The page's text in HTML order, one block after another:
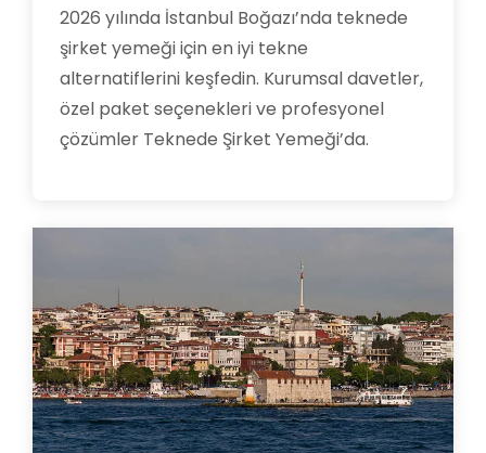
2026 yılında İstanbul Boğazı’nda teknede
şirket yemeği için en iyi tekne
alternatiflerini keşfedin. Kurumsal davetler,
özel paket seçenekleri ve profesyonel
çözümler Teknede Şirket Yemeği’da.